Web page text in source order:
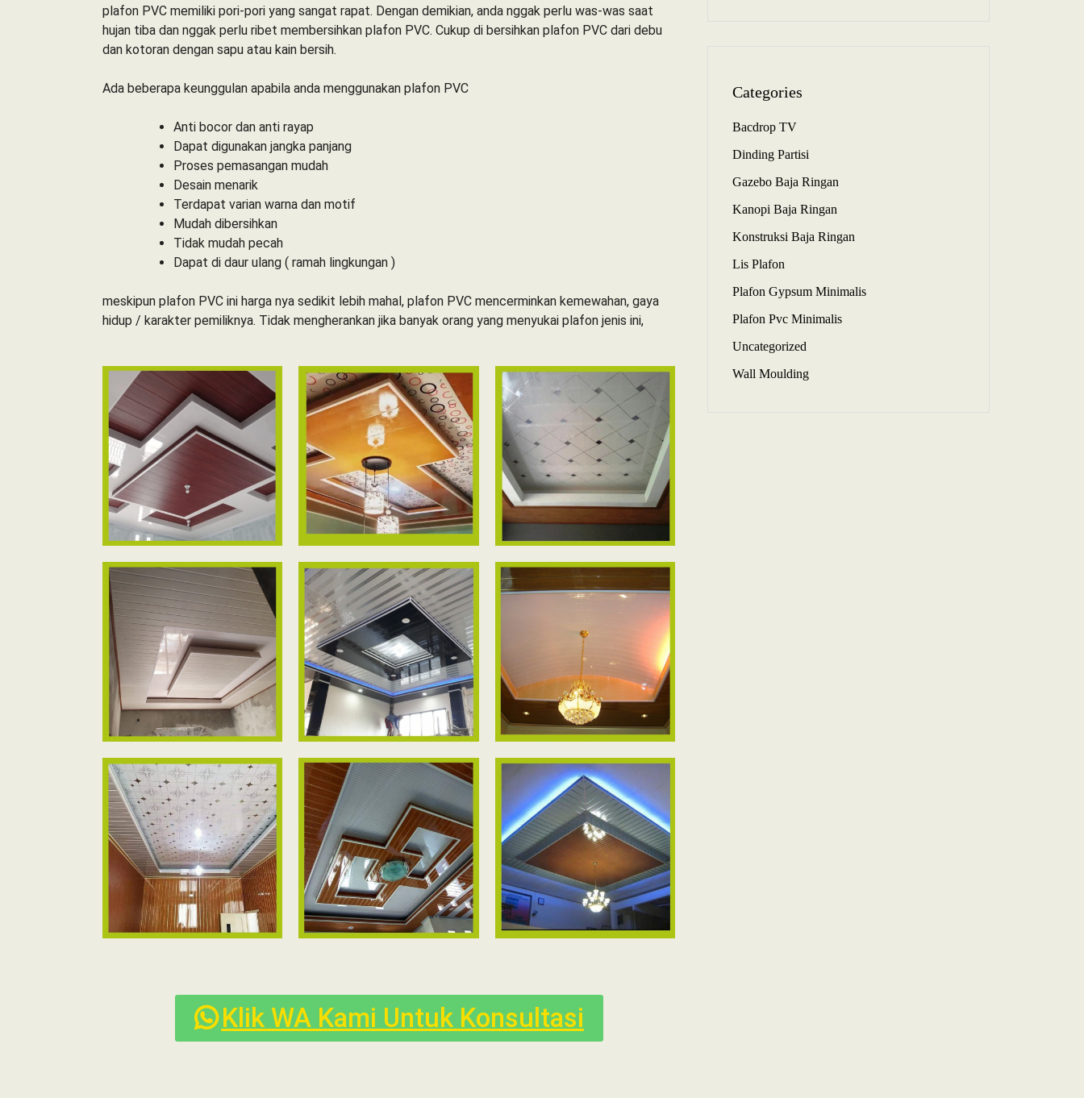
plafon PVC memiliki pori-pori yang sangat rapat. Dengan demikian, anda nggak perlu was-was saat
hujan tiba dan nggak perlu ribet membersihkan plafon PVC. Cukup di bersihkan plafon PVC dari debu
dan kotoran dengan sapu atau kain bersih.
Ada beberapa keunggulan apabila anda menggunakan plafon PVC
Anti bocor dan anti rayap
Dapat digunakan jangka panjang
Proses pemasangan mudah
Desain menarik
Terdapat varian warna dan motif
Mudah dibersihkan
Tidak mudah pecah
Dapat di daur ulang ( ramah lingkungan )
meskipun plafon PVC ini harga nya sedikit lebih mahal, plafon PVC mencerminkan kemewahan, gaya
hidup / karakter pemiliknya. Tidak mengherankan jika banyak orang yang menyukai plafon jenis ini,
Klik WA Kami Untuk Konsultasi
Categories
Bacdrop TV
Dinding Partisi
Gazebo Baja Ringan
Kanopi Baja Ringan
Konstruksi Baja Ringan
Lis Plafon
Plafon Gypsum Minimalis
Plafon Pvc Minimalis
Uncategorized
Wall Moulding